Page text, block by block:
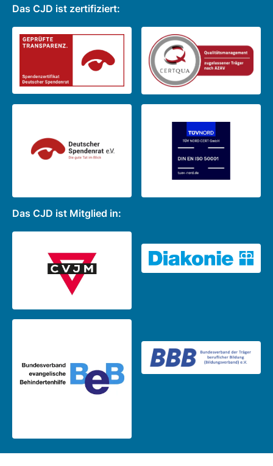
Das CJD ist zertifiziert:
Das CJD ist Mitglied in: